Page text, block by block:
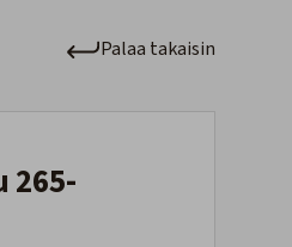
Palaa takaisin